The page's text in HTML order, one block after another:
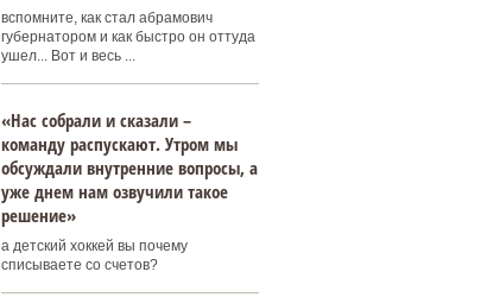
вспомните, как стал абрамович
губернатором и как быстро он оттуда
ушел... Вот и весь ...
«Нас собрали и сказали –
команду распускают. Утром мы
обсуждали внутренние вопросы, а
уже днем нам озвучили такое
решение»
а детский хоккей вы почему
списываете со счетов?